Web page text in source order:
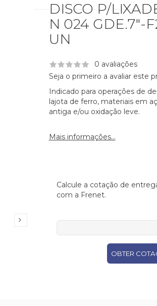
DISCO P/
N 024 GDE.7"-
UN
0 avaliações
Seja o primeiro a avaliar este
Indicado para operações de
lajota de ferro, materiais em
antiga e/ou oxidação leve.
Mais informações...
Calcule a cotação de
com a Frenet.
OBTER